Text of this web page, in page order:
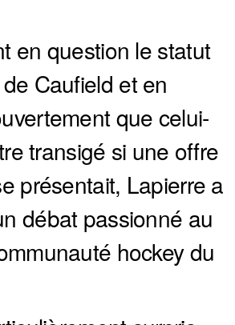
en question le statut
Caufield et en
que celui-
transigé si une offre
présentait, Lapierre a
débat passionné au
hockey du